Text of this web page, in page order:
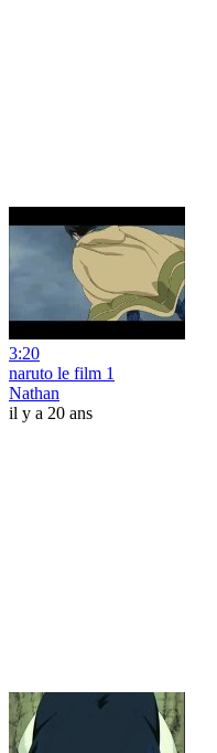
3:20
naruto le film 1
Nathan
il y a 20 ans